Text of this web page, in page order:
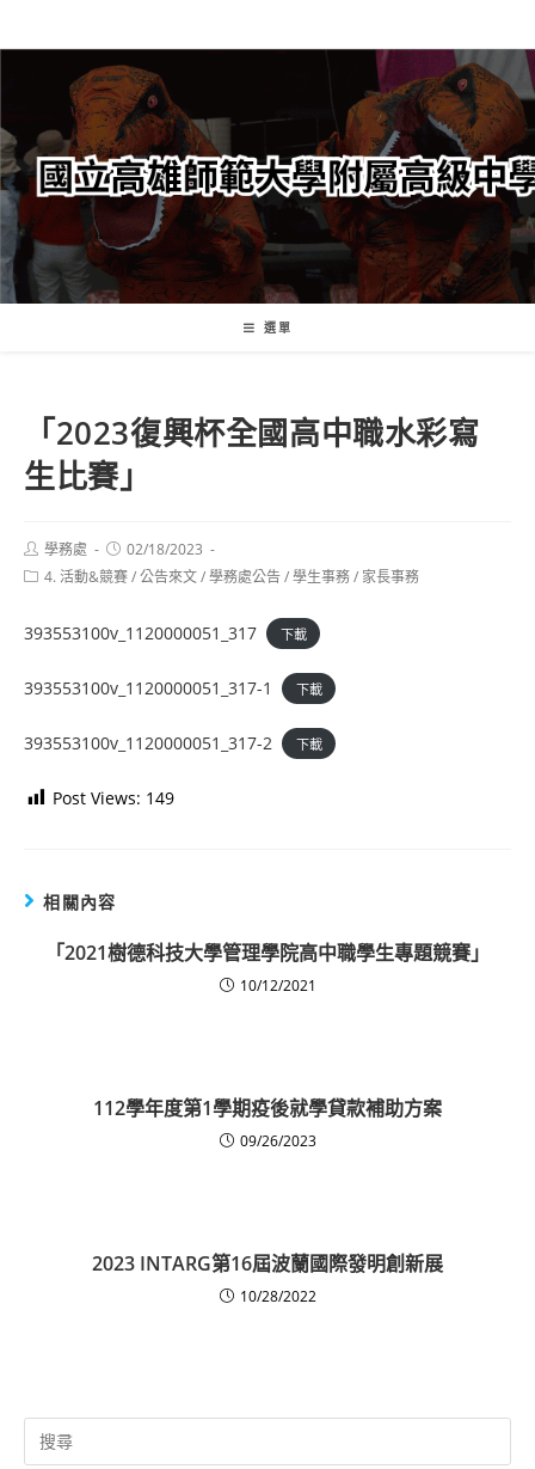
轉
要
內
容
選單
「2023復興杯全國高中職水彩寫
生比賽」
Post
author:
學務處
Post
published:
02/18/2023
Post4. 活動&競賽/公告來文/學務處公告/學生事務/ 家長事務
393553100v_1120000051_317 下載
393553100v_1120000051_317-1 下載
393553100v_1120000051_317-2 下載
Post Views: 149
相關內容
「2021樹德科技大學管理學院高中職學生專題競賽」
10/12/2021
112學年度第1學期疫後就學貸款補助方案
09/26/2023
2023 INTARG第16屆波蘭國際發明創新展
10/28/2022
Search
for: